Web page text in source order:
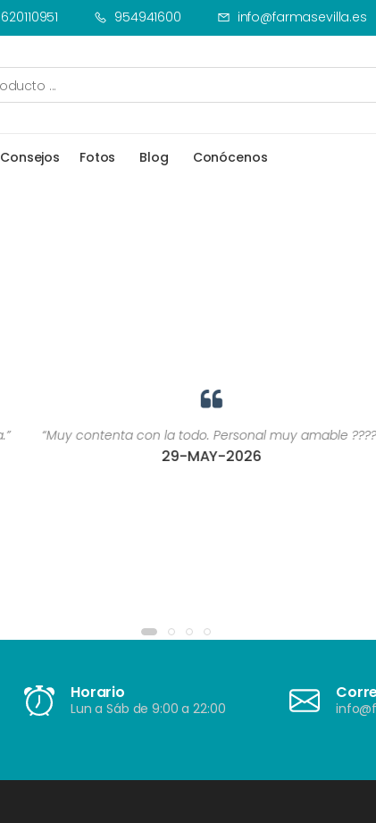
620110951 954941600 info@farmasevilla.es
Consejos Fotos Blog Conócenos
“Muy contenta con la todo. Personal muy amable ????”
29-MAY-2026
Horario
Lun a Sáb de 9:00 a 22:00